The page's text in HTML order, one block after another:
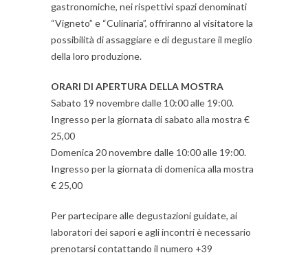
gastronomiche, nei rispettivi spazi denominati
“Vigneto” e “Culinaria”, offriranno al visitatore la
possibilità di assaggiare e di degustare il meglio
della loro produzione.
ORARI DI APERTURA DELLA MOSTRA
Sabato 19 novembre dalle 10:00 alle 19:00.
Ingresso per la giornata di sabato alla mostra €
25,00
Domenica 20 novembre dalle 10:00 alle 19:00.
Ingresso per la giornata di domenica alla mostra
€ 25,00
Per partecipare alle degustazioni guidate, ai
laboratori dei sapori e agli incontri è necessario
prenotarsi contattando il numero +39